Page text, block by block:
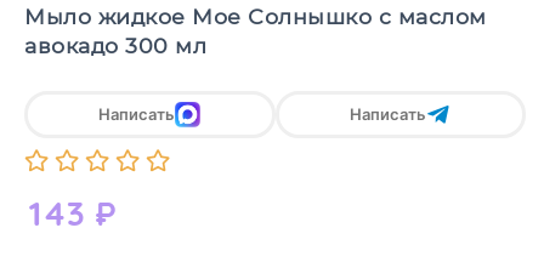
Мыло жидкое Мое Солнышко с маслом
авокадо 300 мл
143 ₽
Написать Написать